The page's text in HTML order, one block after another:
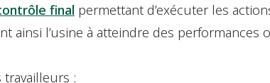
final permettant d’exécuter les
ainsi l’usine à atteindre des performances
travailleurs :